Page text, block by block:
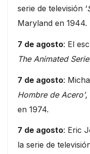
serie de televisión ‘
Maryland en 1944.
7 de agosto: El
The Animated
7 de agosto:
Hombre de Acero’,
en 1974.
7 de agosto: Eric
la serie de